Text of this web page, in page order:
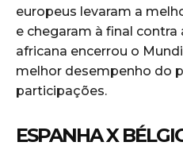
europeus levaram a
e chegaram à final contra
africana encerrou o
melhor desempenho do
participações.
ESPANHA X